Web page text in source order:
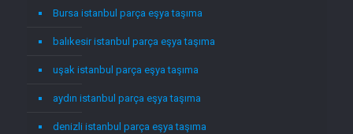
Bursa istanbul parça eşya taşıma
balıkesir istanbul parça eşya taşıma
uşak istanbul parça eşya taşıma
aydın istanbul parça eşya taşıma
denizli istanbul parça eşya taşıma